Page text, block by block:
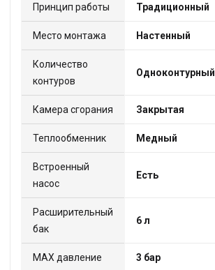
Принцип работы Традиционный
Место монтажа Настенный
Количество
контуров
Одноконтурный
Камера сгорания Закрытая
Теплообменник Медный
Встроенный
насос
Есть
Расширительный
бак
6 л
МАХ давление 3 бар